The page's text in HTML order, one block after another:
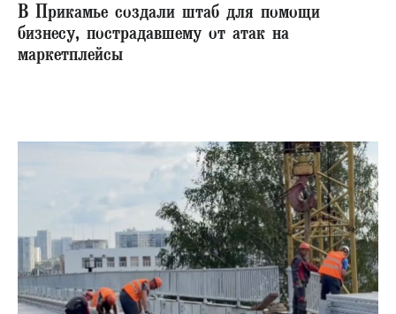
В Прикамье создали штаб для помощи
бизнесу, пострадавшему от атак на
маркетплейсы